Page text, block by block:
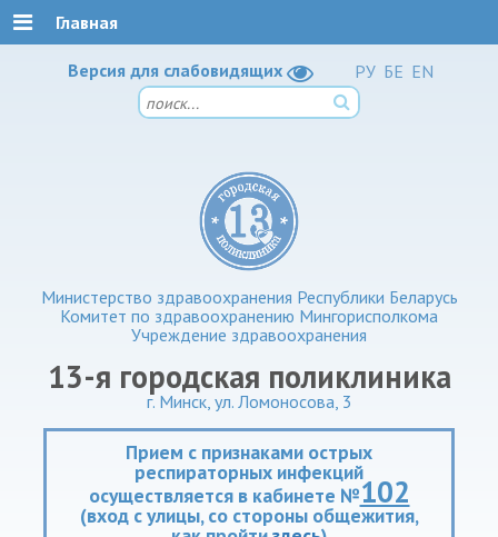
Версия для слабовидящих РУ БЕ EN
Министерство здравоохранения Республики Беларусь
Комитет по здравоохранению Мингорисполкома
Учреждение здравоохранения
13-я городская поликлиника
г. Минск, ул. Ломоносова, 3
Прием с признаками острых
респираторных инфекций
осуществляется в кабинете №102
(вход с улицы, со стороны общежития,
Главная